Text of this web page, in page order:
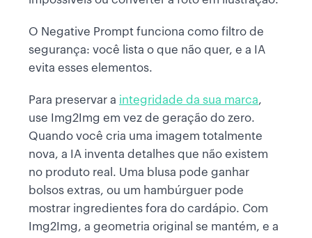
O Negative Prompt funciona como filtro de
segurança: você lista o que não quer, e a IA
evita esses elementos.
Para preservar a integridade da sua marca,
use Img2Img em vez de geração do zero.
Quando você cria uma imagem totalmente
nova, a IA inventa detalhes que não existem
no produto real. Uma blusa pode ganhar
bolsos extras, ou um hambúrguer pode
mostrar ingredientes fora do cardápio. Com
Img2Img, a geometria original se mantém, e a